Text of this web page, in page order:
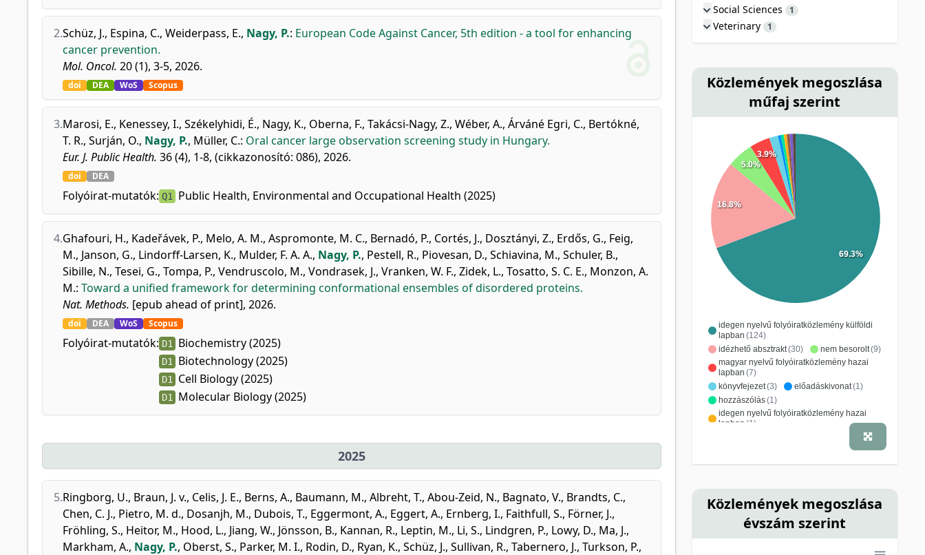
2.Schüz, J., Espina, C., Weiderpass, E., Nagy, P.: European Code Against Cancer, 5th edition - a tool for enhancing
cancer prevention.
Mol. Oncol. 20 (1), 3-5, 2026.
doi DEA WoS Scopus
3.Marosi, E., Kenessey, I., Székelyhidi, É., Nagy, K., Oberna, F., Takácsi-Nagy, Z., Wéber, A., Árváné Egri, C., Bertókné,
T. R., Surján, O., Nagy, P., Müller, C.: Oral cancer large observation screening study in Hungary.
Eur. J. Public Health. 36 (4), 1-8, (cikkazonosító: 086), 2026.
doi DEA
Folyóirat-mutatók: Q1 Public Health, Environmental and Occupational Health (2025)
4.Ghafouri, H., Kadeřávek, P., Melo, A. M., Aspromonte, M. C., Bernadó, P., Cortés, J., Dosztányi, Z., Erdős, G., Feig,
M., Janson, G., Lindorff-Larsen, K., Mulder, F. A. A., Nagy, P., Pestell, R., Piovesan, D., Schiavina, M., Schuler, B.,
Sibille, N., Tesei, G., Tompa, P., Vendruscolo, M., Vondrasek, J., Vranken, W. F., Zidek, L., Tosatto, S. C. E., Monzon, A.
M.: Toward a unified framework for determining conformational ensembles of disordered proteins.
Nat. Methods. [epub ahead of print], 2026.
doi DEA WoS Scopus
Folyóirat-mutatók: D1 Biochemistry (2025)
D1 Biotechnology (2025)
D1 Cell Biology (2025)
D1 Molecular Biology (2025)
2025
5.Ringborg, U., Braun, J. v., Celis, J. E., Berns, A., Baumann, M., Albreht, T., Abou-Zeid, N., Bagnato, V., Brandts, C.,
Chen, C. J., Pietro, M. d., Dosanjh, M., Dubois, T., Eggermont, A., Eggert, A., Ernberg, I., Faithfull, S., Förner, J.,
Fröhling, S., Heitor, M., Hood, L., Jiang, W., Jönsson, B., Kannan, R., Leptin, M., Li, S., Lindgren, P., Lowy, D., Ma, J.,
Markham, A., Nagy, P., Oberst, S., Parker, M. I., Rodin, D., Ryan, K., Schüz, J., Sullivan, R., Tabernero, J., Turkson, P.,
Social Sciences 1
Veterinary 1
Közlemények megoszlása
műfaj szerint
idegen nyelvű folyóiratközlemény külföldi
lapban (124)
idézhető absztrakt(30) nem besorolt(9)
magyar nyelvű folyóiratközlemény hazai
lapban (7)
könyvfejezet(3) előadáskivonat(1)
hozzászólás(1)
idegen nyelvű folyóiratközlemény hazai
lapban (1)
poszter(1)
69.3%
16.8%
5.0%
3.9%
Közlemények megoszlása
évszám szerint